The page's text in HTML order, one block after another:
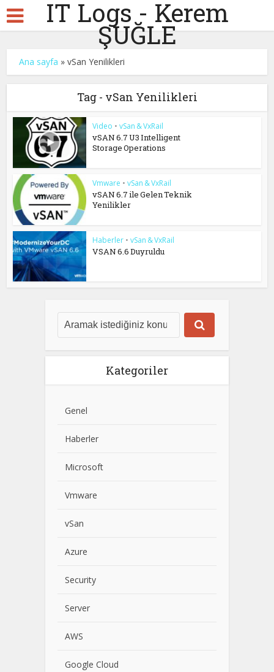
IT Logs - Kerem
ŞUĞLE
Ana sayfa »vSan Yenilikleri
Tag - vSan Yenilikleri
Video • vSan & VxRail
vSAN 6.7 U3 Intelligent
Storage Operations
Vmware • vSan & VxRail
vSAN 6.7 ile Gelen Teknik
Yenilikler
Haberler • vSan & VxRail
VSAN 6.6 Duyruldu
Kategoriler
Genel
Haberler
Microsoft
Vmware
vSan
Azure
Security
Server
AWS
Google Cloud